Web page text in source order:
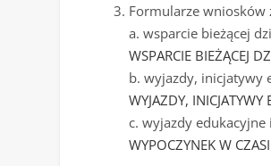
Formularze wniosków
a. wsparcie bieżącej
WSPARCIE BIEŻĄCEJ
b. wyjazdy, inicjatywy
WYJAZDY,
c. wyjazdy
WYPOCZYNEK W